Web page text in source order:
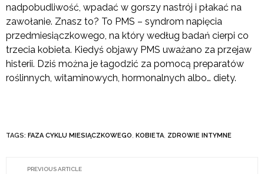
nadpobudliwość, wpadać w gorszy nastrój i płakać na
zawołanie. Znasz to? To PMS – syndrom napięcia
przedmiesiączkowego, na który według badań cierpi co
trzecia kobieta. Kiedyś objawy PMS uważano za przejaw
histerii. Dziś można je łagodzić za pomocą preparatów
roślinnych, witaminowych, hormonalnych albo… diety.
TAGS: FAZA CYKLU MIESIĄCZKOWEGO, KOBIETA, ZDROWIE INTYMNE
PREVIOUS ARTICLE